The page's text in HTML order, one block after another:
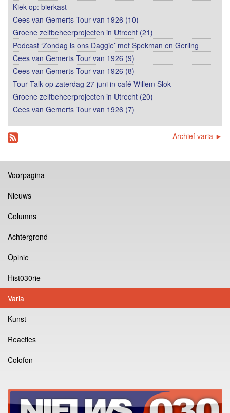
Kiek op: bierkast
Cees van Gemerts Tour van 1926 (10)
Groene zelfbeheerprojecten in Utrecht (21)
Podcast ‘Zondag is ons Daggie’ met Spekman en Gerling
Cees van Gemerts Tour van 1926 (9)
Cees van Gemerts Tour van 1926 (8)
Tour Talk op zaterdag 27 juni in café Willem Slok
Groene zelfbeheerprojecten in Utrecht (20)
Cees van Gemerts Tour van 1926 (7)
Archief varia ►
Voorpagina
Nieuws
Columns
Achtergrond
Opinie
Hist030rie
Varia
Kunst
Reacties
Colofon